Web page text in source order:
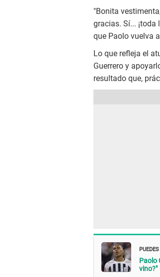
"Bonita
gracias. Sí...
que Paolo vuelva
Lo que refleja el
Guerrero y
resultado que,
Paolo
vino?"